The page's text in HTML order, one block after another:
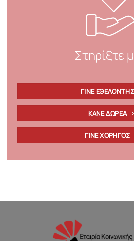
Στηρίξτε
ΓΙΝΕ ΕΘΕΛΟΝΤΗΣ
ΚΑΝΕ ΔΩΡΕΑ
ΓΙΝΕ ΧΟΡΗΓΟΣ